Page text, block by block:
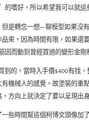
的嗜好。所以希望我可以就這
是轉念一想—聊模型如果沒
來。因為時間有限，如果還
因而動到曾經買過的變形金剛
到的，當時入手價$400有找，
機械人的感覺。故塗裝的重
方向上就決定了要以呈現出
些時間幫這個柯博文頭像加